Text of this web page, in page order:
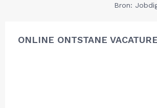
Bron:
ONLINE ONTSTANE